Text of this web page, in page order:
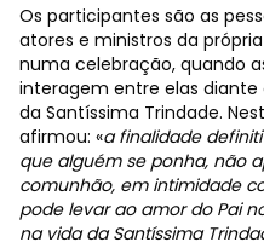
Os participantes são as
atores e ministros da
numa celebração, quando
interagem entre elas diante
da Santíssima Trindade.
afirmou: «a finalidade
que alguém se ponha, não
comunhão, em intimidade
pode levar ao amor do Pai
na vida da Santíssima